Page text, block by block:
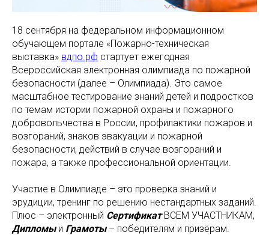
18 сентября на федеральном информационном
обучающем портале «Пожарно-техническая
выставка» вдпо.рф стартует ежегодная
Всероссийская электронная олимпиада по пожарной
безопасности (далее – Олимпиада). Это самое
масштабное тестирование знаний детей и подростков
по темам истории пожарной охраны и пожарного
добровольчества в России, профилактики пожаров и
возгораний, знаков эвакуации и пожарной
безопасности, действий в случае возгораний и
пожара, а также профессиональной ориентации.
Участие в Олимпиаде – это проверка знаний и
эрудиции, тренинг по решению нестандартных заданий.
Плюс – электронный СертификатВСЕМ УЧАСТНИКАМ,
Дипломыи Грамоты– победителям и призёрам.